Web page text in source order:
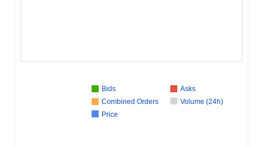
Bids
Asks
Combined Orders
Volume (24h)
Price